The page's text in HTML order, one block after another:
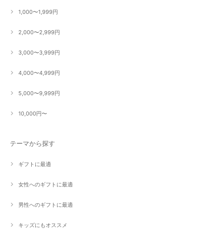
1,000〜1,999円
2,000〜2,999円
3,000〜3,999円
4,000〜4,999円
5,000〜9,999円
10,000円〜
テーマから探す
ギフトに最適
女性へのギフトに最適
男性へのギフトに最適
キッズにもオススメ